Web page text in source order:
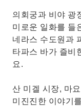
의회궁과 비야 광
미로운 일화를 들
네라스 수도원과
타파스 바가 즐비
요.
산 미겔 시장, 마
미진진한 이야기